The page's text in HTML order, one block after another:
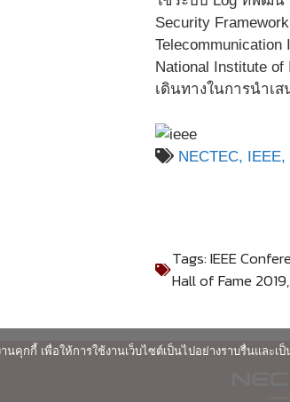
Security
National Institute
เดินทางในการนำเ
NECTEC, IEEE,
Tags:IEEE
Hall of Fame 2019,
านคุกกี้ เพื่อให้การใช้งานเว็บไซต์เป็นไปอย่างราบรื่นแ